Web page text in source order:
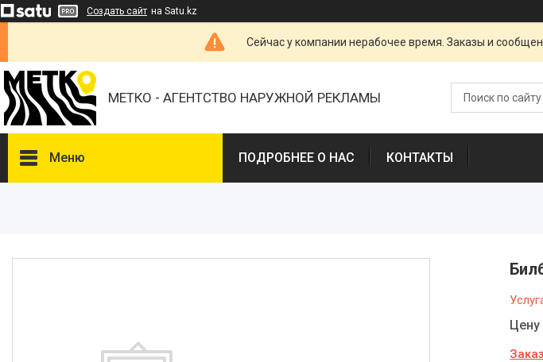
Создать сайт на Satu.kz
Сейчас у компании нерабочее время. Заказы и
МЕТКО - АГЕНТСТВО НАРУЖНОЙ РЕКЛАМЫ
Меню ПОДРОБНЕЕ О НАС КОНТАКТЫ
Цену